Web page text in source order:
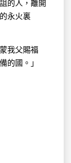
的人，離開
永火裏
我父賜福
的國。」